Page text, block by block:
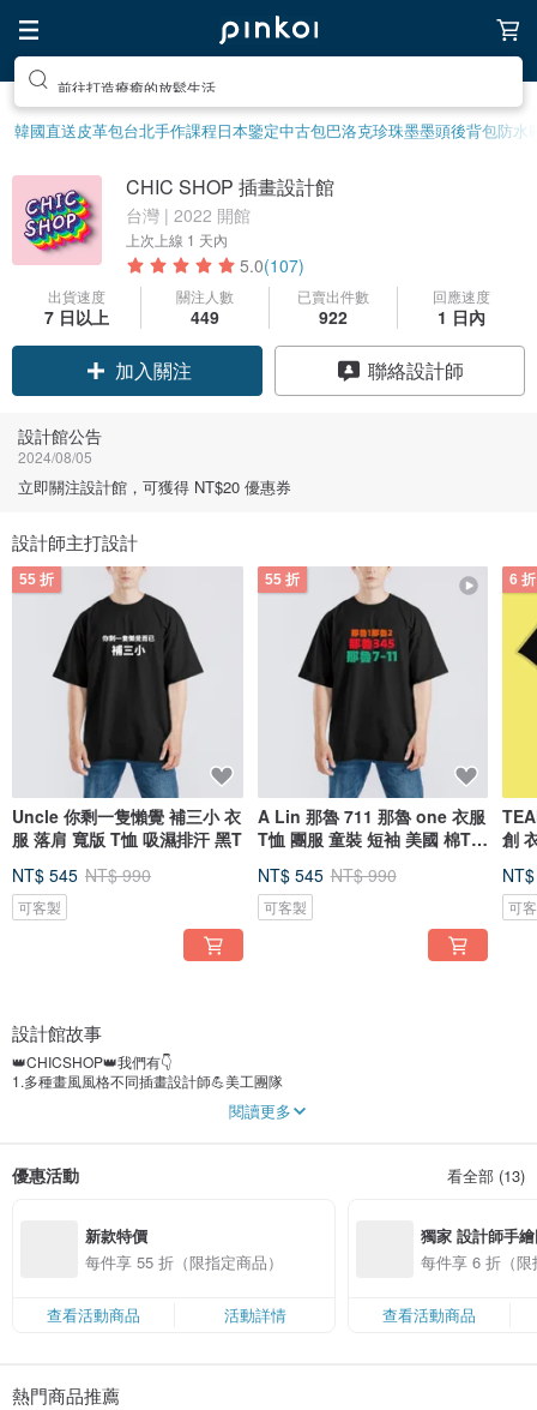
前往打造療癒的放鬆生活
韓國直送皮革包台北手作課程日本鑒定中古包巴洛克珍珠墨墨頭後背包防水
CHIC SHOP 插畫設計館
台灣 | 2022 開館
上次上線 1 天內
5.0(107)
出貨速度
7 日以上
關注人數
449
已賣出件數
922
回應速度
1 日內
領優惠券
加入關注 聯絡設計師
設計館公告
2024/08/05
立即關注設計館，可獲得 NT$20 優惠券
設計師主打設計
55 折
Uncle 你剩一隻懶覺 補三小 衣
服 落肩 寬版 T恤 吸濕排汗 黑T
NT$ 545 NT$ 990
可客製
55 折
A Lin 那魯 711 那魯 one 衣服
T恤 團服 童裝 短袖 美國 棉T
NT$ 545 NT$ 990
可客製
6 折
創
可
設計館故事
👑CHICSHOP👑我們有👇
1.多種畫風風格不同插畫設計師💪美工團隊
2.專業製作團隊💪售前售後完整服務
3.最良好的商品品質💪商品若有問題絕對負責到底
上萬好評，高品質、高質感、服務佳、可信賴！
閱讀更多
優惠活動 看全部 (13)
新款特價
每件享 55 折（限指定商品）
查看活動商品 活動詳情
獨家 設計師手
每件享 6 折（
查看活動商品
熱門商品推薦